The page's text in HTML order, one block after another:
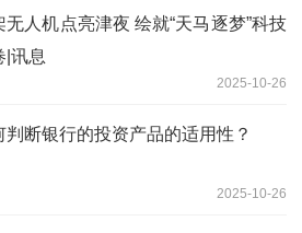
无人机点亮津夜 绘就“天马逐梦”科技
|讯息
2025-10-26
判断银行的投资产品的适用性？
2025-10-26